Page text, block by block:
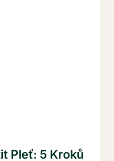
Pleť: 5 Kroků